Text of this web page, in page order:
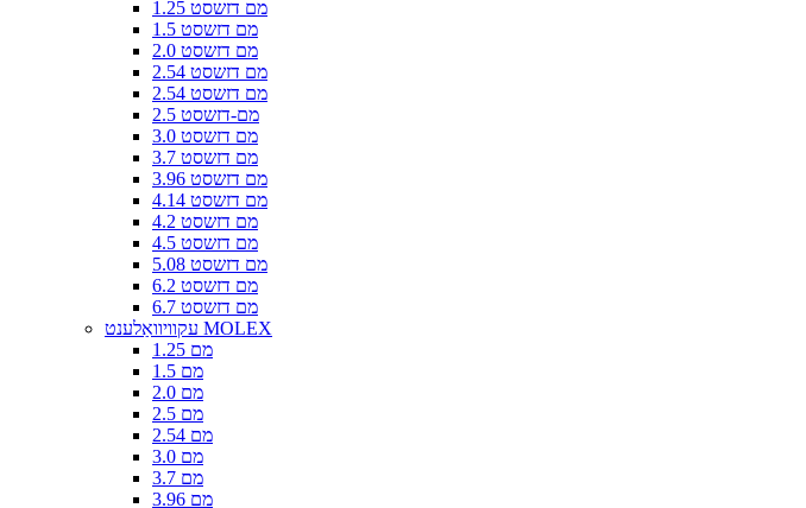
1.25 מם דזשסט
1.5 מם דזשסט
2.0 מם דזשסט
2.54 מם דזשסט
2.54 מם דזשסט
2.5 מם-דזשסט
3.0 מם דזשסט
3.7 מם דזשסט
3.96 מם דזשסט
4.14 מם דזשסט
4.2 מם דזשסט
4.5 מם דזשסט
5.08 מם דזשסט
6.2 מם דזשסט
6.7 מם דזשסט
עקוויוואַלענט MOLEX
1.25 מם
1.5 מם
2.0 מם
2.5 מם
2.54 מם
3.0 מם
3.7 מם
3.96 מם